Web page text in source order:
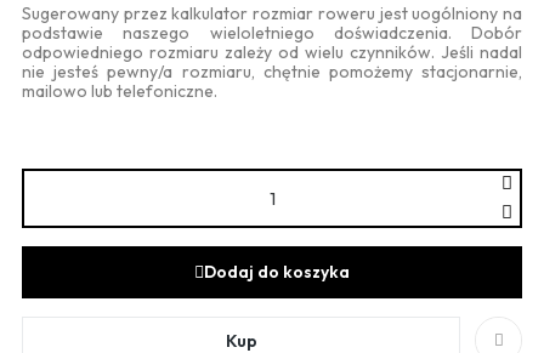
Sugerowany przez kalkulator rozmiar roweru jest uogólniony na
podstawie naszego wieloletniego doświadczenia. Dobór
odpowiedniego rozmiaru zależy od wielu czynników. Jeśli nadal
nie jesteś pewny/a rozmiaru, chętnie pomożemy stacjonarnie,
mailowo lub telefoniczne.
Dodaj do koszyka
Kup